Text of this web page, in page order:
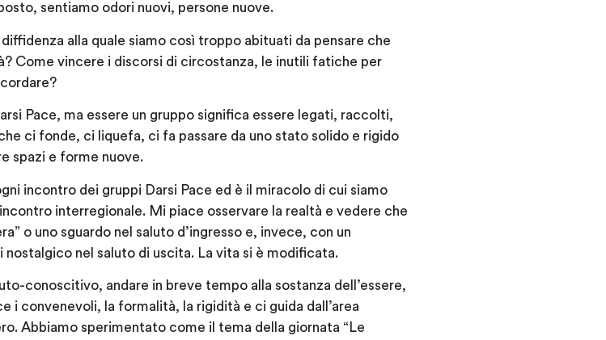
sentiamo odori nuovi, persone nuove.
alla quale siamo così troppo abituati da pensare che
Come vincere i discorsi di circostanza, le inutili fatiche per
Pace, ma essere un gruppo significa essere legati, raccolti,
ci fonde, ci liquefa, ci fa passare da uno stato solido e rigido
spazi e forme nuove.
incontro dei gruppi Darsi Pace ed è il miracolo di cui siamo
interregionale. Mi piace osservare la realtà e vedere che
o uno sguardo nel saluto d’ingresso e, invece, con un
nel saluto di uscita. La vita si è modificata.
conoscitivo, andare in breve tempo alla sostanza dell’essere,
i convenevoli, la formalità, la rigidità e ci guida dall’area
Abbiamo sperimentato come il tema della giornata “Le